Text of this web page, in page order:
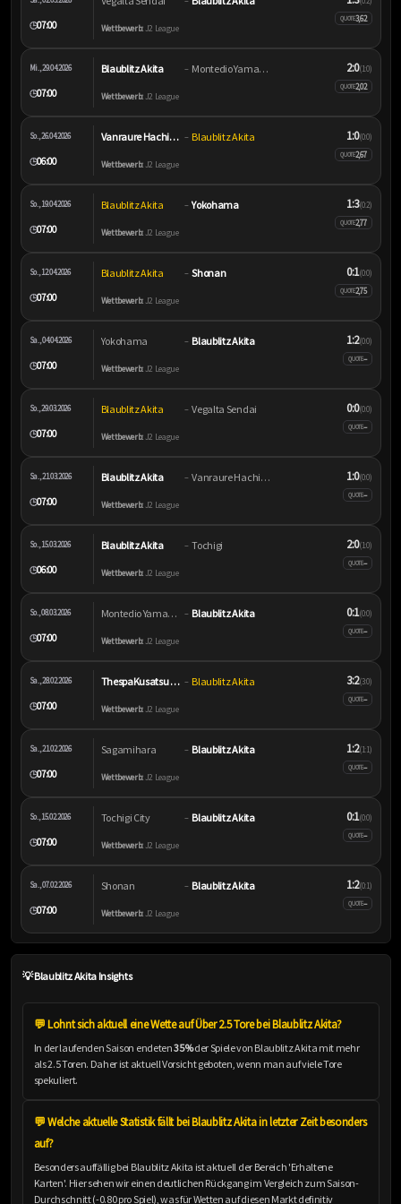
🕒07:00 Wettbewerb:J2 League
QUOTE3,62
Mi., 29.04.2026
🕒07:00
Blaublitz Akita – Montedio Yamagata
Wettbewerb:J2 League
2:0(1:0)
QUOTE2,02
So., 26.04.2026
🕒06:00
Vanraure Hachinohe – Blaublitz Akita
Wettbewerb:J2 League
1:0(0:0)
QUOTE2,67
So., 19.04.2026
🕒07:00
Blaublitz Akita – Yokohama
Wettbewerb:J2 League
1:3(0:2)
QUOTE2,77
So., 12.04.2026
🕒07:00
Blaublitz Akita – Shonan
Wettbewerb:J2 League
0:1(0:0)
QUOTE2,75
Sa., 04.04.2026
🕒07:00
Yokohama – Blaublitz Akita
Wettbewerb:J2 League
1:2(0:0)
QUOTE–
So., 29.03.2026
🕒07:00
Blaublitz Akita – Vegalta Sendai
Wettbewerb:J2 League
0:0(0:0)
QUOTE–
Sa., 21.03.2026
🕒07:00
Blaublitz Akita – Vanraure Hachinohe
Wettbewerb:J2 League
1:0(0:0)
QUOTE–
So., 15.03.2026
🕒06:00
Blaublitz Akita – Tochigi
Wettbewerb:J2 League
2:0(1:0)
QUOTE–
So., 08.03.2026
🕒07:00
Montedio Yamagata – Blaublitz Akita
Wettbewerb:J2 League
0:1(0:0)
QUOTE–
Sa., 28.02.2026
🕒07:00
ThespaKusatsu Gunma – Blaublitz Akita
Wettbewerb:J2 League
3:2(3:0)
QUOTE–
Sa., 21.02.2026
🕒07:00
Sagamihara – Blaublitz Akita
Wettbewerb:J2 League
1:2(1:1)
QUOTE–
So., 15.02.2026
🕒07:00
Tochigi City – Blaublitz Akita
Wettbewerb:J2 League
0:1(0:0)
QUOTE–
Sa., 07.02.2026
🕒07:00
Shonan – Blaublitz Akita
Wettbewerb:J2 League
1:2(0:1)
QUOTE–
💡 Blaublitz Akita Insights
💬 Lohnt sich aktuell eine Wette auf Über 2.5 Tore bei Blaublitz Akita?
In der laufenden Saison endeten35%der Spiele von Blaublitz Akita mit mehr
als 2.5 Toren. Daher ist aktuell Vorsicht geboten, wenn man auf viele Tore
spekuliert.
💬 Welche aktuelle Statistik fällt bei Blaublitz Akita in letzter Zeit besonders
auf?
Besonders auffällig bei Blaublitz Akita ist aktuell der Bereich 'Erhaltene
Karten'. Hier sehen wir einen deutlichen Rückgang im Vergleich zum Saison-
Durchschnitt (-0.80 pro Spiel), was für Wetten auf diesen Markt definitiv